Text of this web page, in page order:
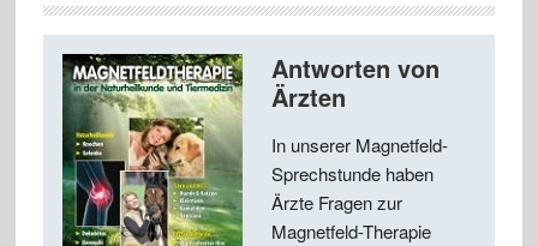
Antworten von
Ärzten
In unserer Magnetfeld-
Sprechstunde haben
Ärzte Fragen zur
Magnetfeld-Therapie